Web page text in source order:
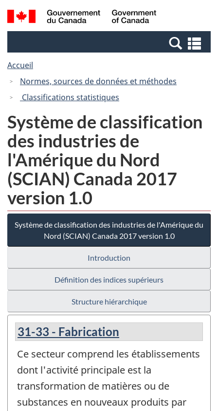
Passer
au
Passer
à
Canada
Recherche
et
et
Accueil
Normes, sources de données et méthodes
Classifications statistiques
Système de classification
des industries de
l'Amérique du Nord
(SCIAN) Canada 2017
version 1.0
Système de classification des industries de l'Amérique du
Nord (SCIAN) Canada 2017 version 1.0
Introduction
Définition des indices supérieurs
Structure hiérarchique
31-33 - Fabrication
Ce secteur comprend les établissements
dont l'activité principale est la
transformation de matières ou de
substances en nouveaux produits par